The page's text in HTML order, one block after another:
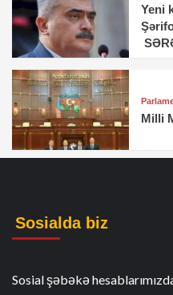
Yeni
Milli
Sosialda biz
Sosial şəbəkə